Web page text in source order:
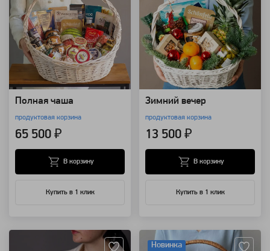
Полная чаша
продуктовая корзина
65 500 ₽
Купить в 1 клик
В корзину
Зимний вечер
продуктовая корзина
13 500 ₽
Купить в 1 клик
В корзину
Новинка